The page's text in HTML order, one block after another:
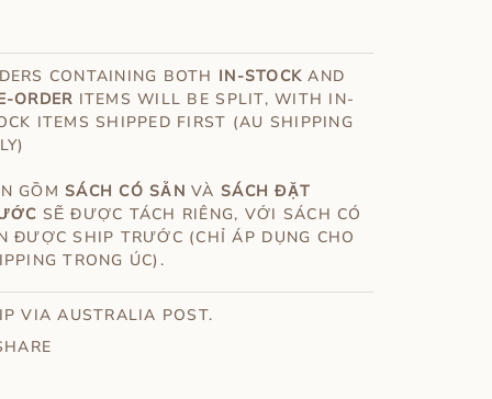
CONTAINING BOTH IN-STOCK AND
ORDER ITEMS WILL BE SPLIT, WITH IN-
ITEMS SHIPPED FIRST (AU SHIPPING
GỒMSÁCH CÓ SẴN VÀ SÁCH ĐẶT
SẼ ĐƯỢC TÁCH RIÊNG, VỚI SÁCH CÓ
ĐƯỢC SHIP TRƯỚC (CHỈ ÁP DỤNG CHO
TRONG ÚC).
VIA AUSTRALIA POST.